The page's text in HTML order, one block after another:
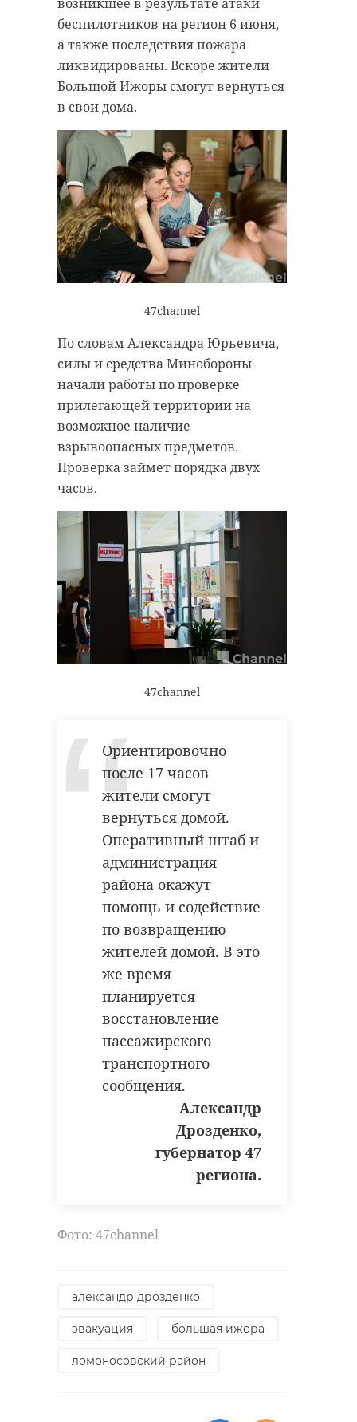
беспилотников на регион 6 июня,
а также последствия пожара
ликвидированы. Вскоре жители
Большой Ижоры смогут вернуться
в свои дома.
47channel
По словамАлександра Юрьевича,
силы и средства Минобороны
начали работы по проверке
прилегающей территории на
возможное наличие
взрывоопасных предметов.
Проверка займет порядка двух
часов.
47channel
Ориентировочно
после 17 часов
жители смогут
вернуться домой.
Оперативный штаб и
администрация
района окажут
помощь и содействие
по возвращению
жителей домой. В это
же время
планируется
восстановление
пассажирского
транспортного
сообщения.
Александр
Дрозденко,
губернатор 47
региона.
Фото: 47channel
александр дрозденко
эвакуация большая ижора
ломоносовский район